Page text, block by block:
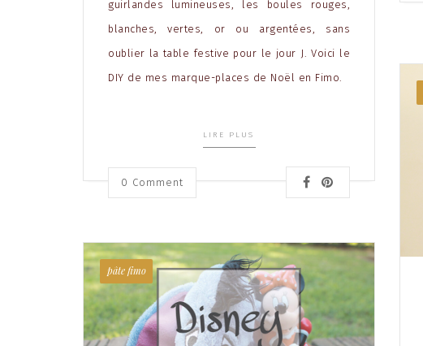
guirlandes lumineuses, les boules rouges,
blanches, vertes, or ou argentées, sans
oublier la table festive pour le jour J. Voici le
DIY de mes marque-places de Noël en Fimo.
LIRE PLUS
0 Comment
pâte fimo